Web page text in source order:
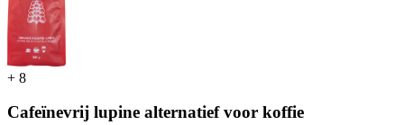
+ 8
Cafeïnevrij lupine alternatief voor koffie